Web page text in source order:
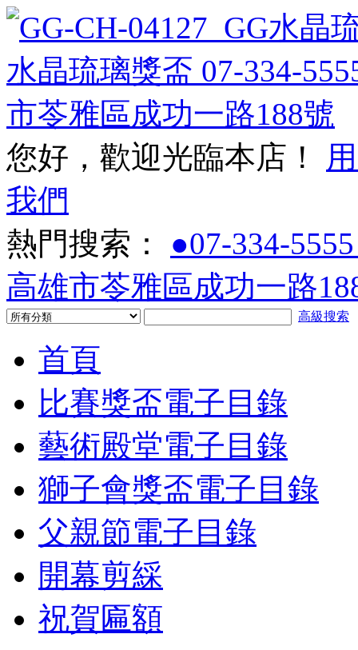
您好，歡迎光臨本店！
我們
熱門搜索： ●07-334-
高雄市苓雅區成功一路
高級搜索
首頁
比賽獎盃電子目錄
藝術殿堂電子目錄
獅子會獎盃電子目錄
父親節電子目錄
開幕剪綵
祝賀匾額